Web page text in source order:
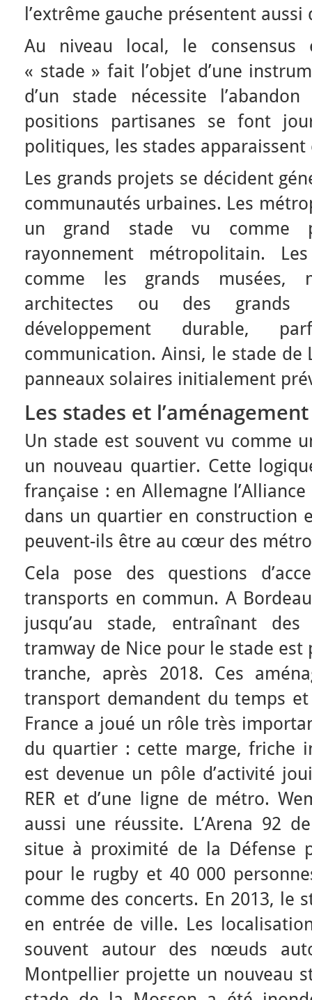
l’extrême gauche présentent aussi
Au niveau local, le consensus
« stade » fait l’objet d’une
d’un stade nécessite
positions partisanes se font
politiques, les stades
Les grands projets se décident
communautés urbaines. Les
un grand stade vu comme
rayonnement métropolitain.
comme les grands musées,
architectes ou des grands
développement durable,
communication. Ainsi, le stade de
panneaux solaires initialement
Les stades et
Un stade est souvent vu comme
un nouveau quartier. Cette
française : en Allemagne
dans un quartier en construction
peuvent-ils être au cœur des
Cela pose des questions
transports en commun. A
jusqu’au stade, entraînant
tramway de Nice pour le stade est
tranche, après 2018. Ces
transport demandent du temps et
France a joué un rôle très
du quartier : cette marge, friche
est devenue un pôle d’activité
RER et d’une ligne de métro.
aussi une réussite. L’Arena 92
situe à proximité de la Défense
pour le rugby et 40 000
comme des concerts. En 2013, le
en entrée de ville. Les
souvent autour des nœuds
Montpellier projette un nouveau